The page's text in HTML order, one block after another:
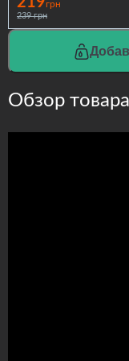
грн
239 грн
Обзор товара